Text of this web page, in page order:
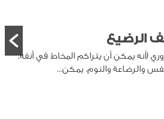
الرضيع
لأنه يمكن أن يتراكم المخاط في أنفه،
والرضاعة والنوم. يمكن...